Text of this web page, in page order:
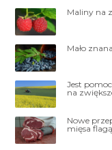
Maliny na
Mało
Jest
na
Nowe
mięsa